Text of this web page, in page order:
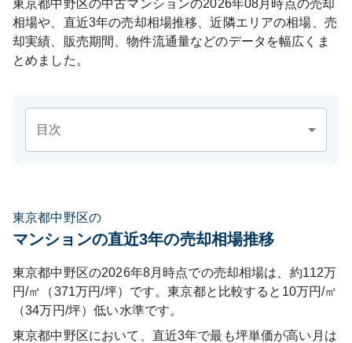
東京都中野区の中古マンションの2026年08月 時点の売却
相場や、直近3年の売却相場推移、近隣エリアの相場、売
却実績、販売期間、物件流通量などのデータを幅広くま
とめました。
目次
東京都中野区の
マンションの直近3年の売却相場推移
東京都中野区の2026年8月時点での売却相場は、約112万
円/㎡（371万円/坪）です。東京都と比較すると10万円/㎡
（34万円/坪）低い水準です。
東京都中野区において、直近3年で最も坪単価が高い月は